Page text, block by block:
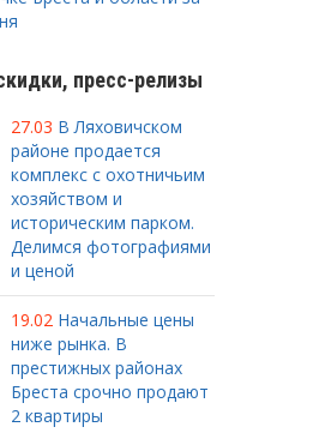
пресс-релизы
27.03 В Ляховичском
районе продается
комплекс с охотничьим
хозяйством и
историческим парком.
Делимся фотографиями
и ценой
19.02 Начальные цены
ниже рынка. В
престижных районах
Бреста срочно продают
2 квартиры